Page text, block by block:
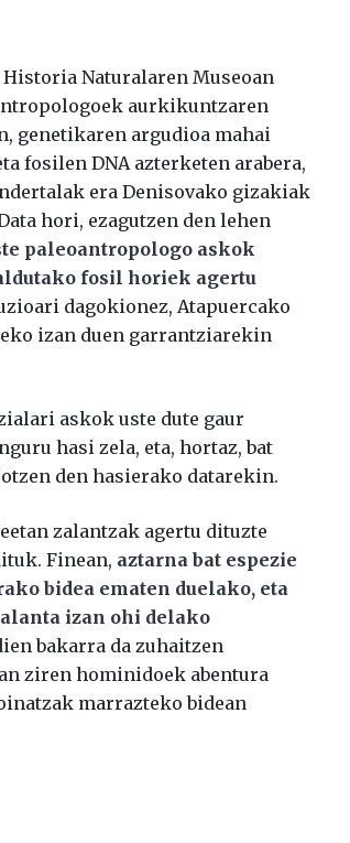
Naturalaren Museoan
aurkikuntzaren
genetikaren argudioa mahai
fosilen DNA azterketen arabera,
era Denisovako gizakiak
hori, ezagutzen den lehen
paleoantropologo askok
fosil horiek agertu
dagokionez, Atapuercako
izan duen garrantziarekin
askok uste dute gaur
hasi zela, eta, hortaz, bat
den hasierako datarekin.
zalantzak agertu dituzte
Finean, aztarna bat espezie
bidea ematen duelako, eta
izan ohi delako
bakarra da zuhaitzen
ziren hominidoek abentura
marrazteko bidean